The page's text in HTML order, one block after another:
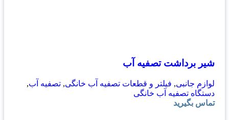
شیر برداشت تصفیه آب
لوازم جانبی, فیلتر و قطعات تصفیه آب خانگی, تصفیه آب,
دستگاه تصفیه آب خانگی
تماس بگیرید